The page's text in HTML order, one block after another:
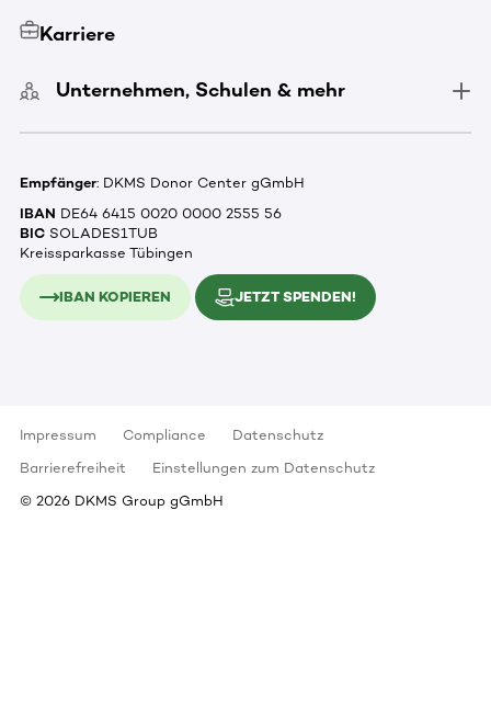
Karriere
Unternehmen, Schulen & mehr
Empfänger: DKMS Donor Center gGmbH
IBAN DE64 6415 0020 0000 2555 56
BIC SOLADES1TUB
Kreissparkasse Tübingen
IBAN KOPIEREN JETZT SPENDEN!
Impressum Compliance
Datenschutz
Barrierefreiheit
Einstellungen zum Datenschutz
© 2026 DKMS Group gGmbH